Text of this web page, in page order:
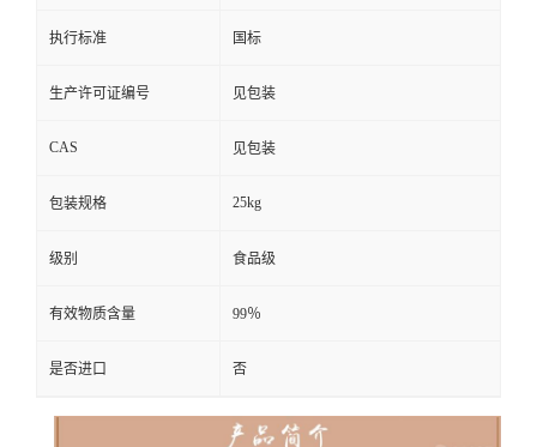
执行标准 国标
生产许可证编号 见包装
CAS 见包装
包装规格 25kg
级别 食品级
有效物质含量 99％
是否进口 否